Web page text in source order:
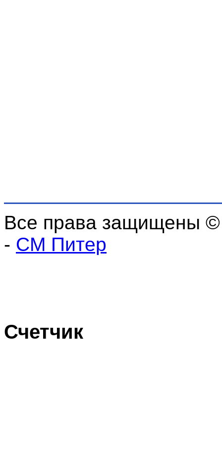
Все права защищены
- СМ Питер
Счетчик